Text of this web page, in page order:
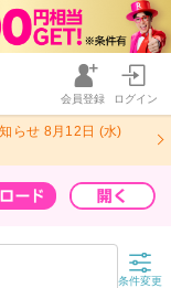
会員登録 ログイン
らせ 8月12日 (水)
条件変更